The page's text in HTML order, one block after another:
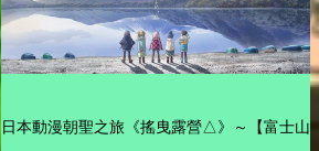
日本動漫朝聖之旅《搖曳露營△》～【富士山